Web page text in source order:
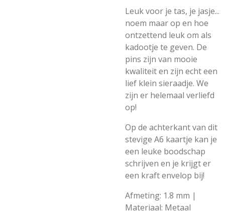
Leuk voor je tas, je jasje...
noem maar op en hoe
ontzettend leuk om als
kadootje te geven. De
pins zijn van mooie
kwaliteit en zijn echt een
lief klein sieraadje. We
zijn er helemaal verliefd
op!
Op de achterkant van dit
stevige A6 kaartje kan je
een leuke boodschap
schrijven en je krijgt er
een kraft envelop bij!
Afmeting: 1.8 mm |
Materiaal: Metaal